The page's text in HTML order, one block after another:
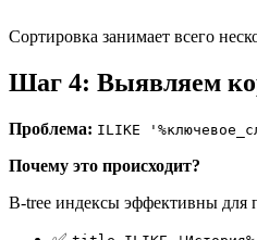
Сортировка занимает всего
Шаг 4: Выявляем
Проблема: ILIKE
Почему это происходит?
B-tree индексы эффективны для